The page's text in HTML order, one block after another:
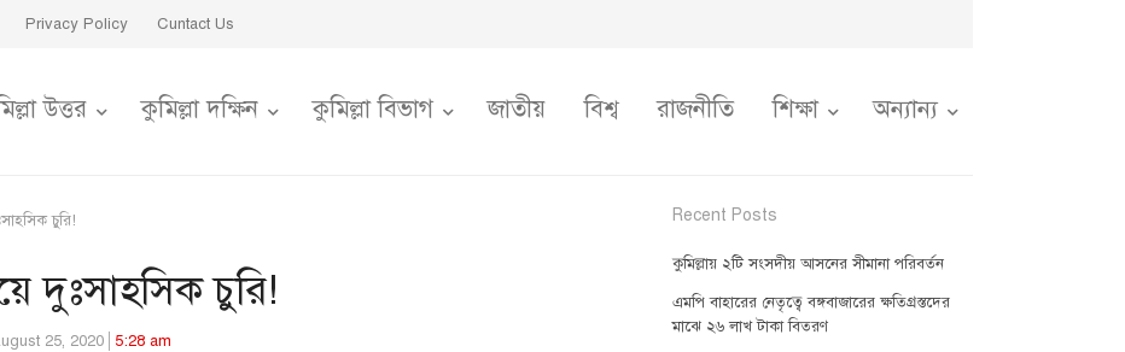
Privacy Policy Cuntact Us
উত্তর কুমিল্লা দক্ষিন কুমিল্লা বিভাগ জাতীয় বিশ্ব রাজনীতি শিক্ষা অন্যান্য
চুরি!
দুঃসাহসিক চুরি!
25, 2020
5:28 am
Recent Posts
কুমিল্লায় ২টি সংসদীয় আসনের সীমানা পরিবর্তন
এমপি বাহারের নেতৃত্বে বঙ্গবাজারের ক্ষতিগ্রস্তদের
মাঝে ২৬ লাখ টাকা বিতরণ